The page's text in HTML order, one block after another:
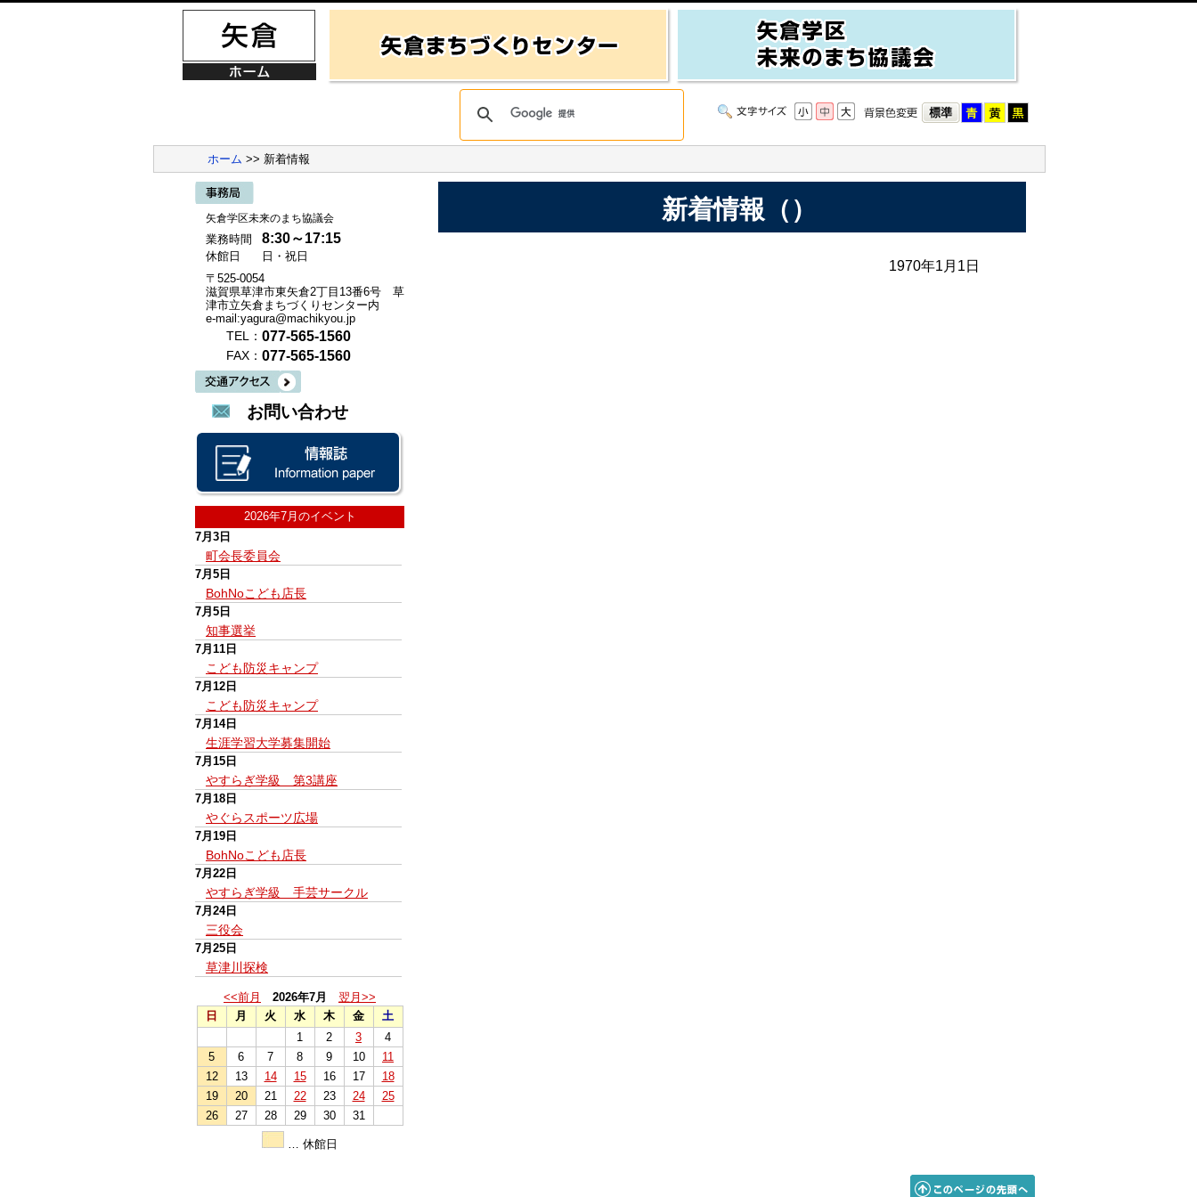
ホーム >> 新着情報
矢倉学区未来のまち協議会
業務時間 8:30～17:15
休館日
日・祝日
〒525-0054
滋賀県草津市東矢倉2丁目13番6号 草
津市立矢倉まちづくりセンター内
e-mail:yagura@machikyou.jp
TEL： 077-565-1560
FAX： 077-565-1560
お問い合わせ
2026年7月のイベント
7月3日
町会長委員会
7月5日
BohNoこども店長
7月5日
知事選挙
7月11日
こども防災キャンプ
7月12日
こども防災キャンプ
7月14日
生涯学習大学募集開始
7月15日
やすらぎ学級 第3講座
7月18日
やぐらスポーツ広場
7月19日
BohNoこども店長
7月22日
やすらぎ学級 手芸サークル
7月24日
三役会
7月25日
草津川探検
<<前月 2026年7月
翌月>>
日
月 火 水 木 金
土
1
2 3
4
5
6 7 8 9 10
11
12
13 14 15 16 17
18
19
20 21 22 23 24
25
26
27 28 29 30 31
… 休館日
新着情報（）
1970年1月1日